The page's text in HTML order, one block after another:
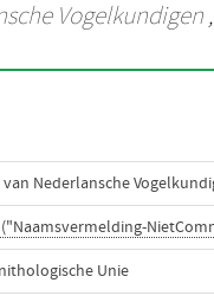
Vogelkundigen,
Nederlansche
("Naamsvermelding-
Unie